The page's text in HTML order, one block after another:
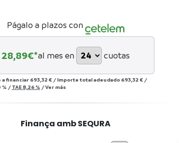
Págalo a plazos con
28,89€*al mes en cuotas
a financiar 693,32 € / Importe total adeudado 693,32 €/
% / TAE 8,26 % /Ver más
Finança amb SEQURA